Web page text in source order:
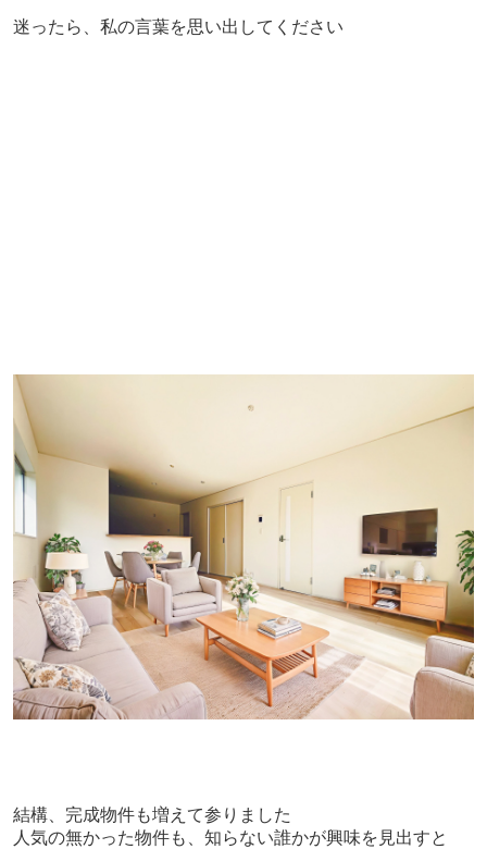
迷ったら、私の言葉を思い出してください
結構、完成物件も増えて参りました
人気の無かった物件も、知らない誰かが興味を見出すと